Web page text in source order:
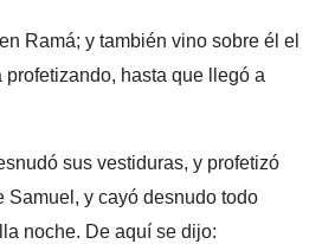
Ramá; y también vino sobre él el
profetizando, hasta que llegó a
sus vestiduras, y profetizó
Samuel, y cayó des­nudo todo
noche. De aquí se dijo: